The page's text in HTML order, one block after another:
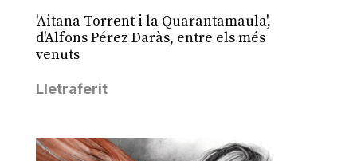
'Aitana Torrent i la Quarantamaula',
d'Alfons Pérez Daràs, entre els més
venuts
Lletraferit